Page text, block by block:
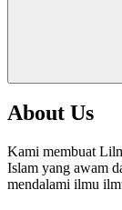
About Us
Kami membuat
Islam yang awam
mendalami ilmu